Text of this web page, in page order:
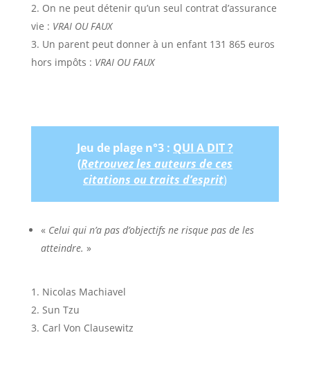
On ne peut détenir qu’un seul contrat d’assurance
vie : VRAI OU FAUX
Un parent peut donner à un enfant 131 865 euros
hors impôts : VRAI OU FAUX
Jeu de plage n°3 : QUI A DIT ?
(Retrouvez les auteurs de ces
citations ou traits d’esprit)
« Celui qui n’a pas d’objectifs ne risque pas de les
atteindre. »
Nicolas Machiavel
Sun Tzu
Carl Von Clausewitz